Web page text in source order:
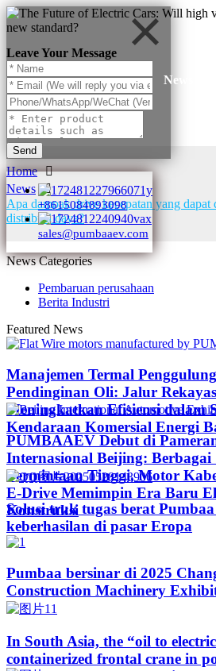
Leave Your Message
Send
+8615084893098
sales@pumbaaev.com
News
Home
News
Apa dampak drive kecepatan yang dapat
distribusi daya?
News Categories
Pembaruan perusahaan
Berita Industri
Featured News
Manajemen Termal
Pendinginan Oli: Jalur
Meningkatkan Efisiensi dalam
Kendaraan Komersial Energi
PUMBAAEV Debut di
Internasional Beijing: Berbagai
Permintaan Tinggi, Motor
E-Drive Memimpin Era Baru
Konstruksi
Solusi truk tugas berat
keberhasilan di pasar Eropa
Pumbaa bersinar di 2025
Construction Machinery
In South Asia, the “oil to
containerized frontal crane in